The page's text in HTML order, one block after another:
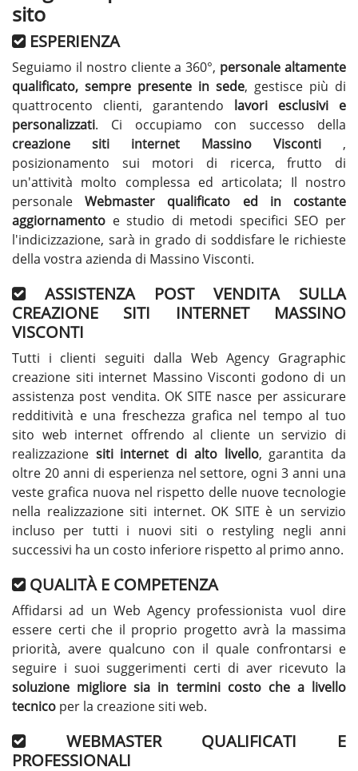
sito
ESPERIENZA
Seguiamo il nostro cliente a 360°, personale altamente
qualificato, sempre presente in sede, gestisce più di
quattrocento clienti, garantendo lavori esclusivi e
personalizzati. Ci occupiamo con successo della
creazione siti internet Massino Visconti ,
posizionamento sui motori di ricerca, frutto di
un'attività molto complessa ed articolata; Il nostro
personaleWebmaster qualificato ed in costante
aggiornamento e studio di metodi specifici SEO per
l'indicizzazione, sarà in grado di soddisfare le richieste
della vostra azienda di Massino Visconti.
ASSISTENZA POST VENDITA SULLA
CREAZIONE SITI INTERNET MASSINO
VISCONTI
Tutti i clienti seguiti dalla Web Agency Gragraphic
creazione siti internet Massino Visconti godono di un
assistenza post vendita. OK SITE nasce per assicurare
redditività e una freschezza grafica nel tempo al tuo
sito web internet offrendo al cliente un servizio di
realizzazione siti internet di alto livello, garantita da
oltre 20 anni di esperienza nel settore, ogni 3 anni una
veste grafica nuova nel rispetto delle nuove tecnologie
nella realizzazione siti internet. OK SITE è un servizio
incluso per tutti i nuovi siti o restyling negli anni
successivi ha un costo inferiore rispetto al primo anno.
QUALITÀ E COMPETENZA
Affidarsi ad un Web Agency professionista vuol dire
essere certi che il proprio progetto avrà la massima
priorità, avere qualcuno con il quale confrontarsi e
seguire i suoi suggerimenti certi di aver ricevuto la
soluzione migliore sia in termini costo che a livello
tecnico per la creazione siti web.
WEBMASTER QUALIFICATI E
PROFESSIONALI